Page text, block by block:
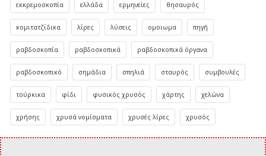
εκκρεμοσκοπία ελλάδα ερμηνείες θησαυρός
κομιτατζίδικα λίρες λύσεις ομοιωμα πηγή
ραβδοσκοπία ραβδοσκοπικά ραβδοσκοπικά όργανα
ραβδοσκοπικό σημάδια σπηλιά σταυρός συμβουλές
τούρκικα φίδι φυσικός χρυσός χάρτης χελώνα
χρήσης χρυσά νομίσματα χρυσές λίρες χρυσός